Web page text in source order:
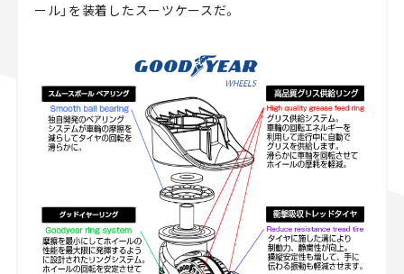
ール」を装着したスーツケースだ。